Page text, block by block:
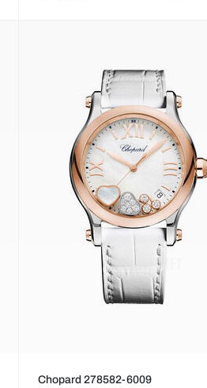
Chopard 278582-6009